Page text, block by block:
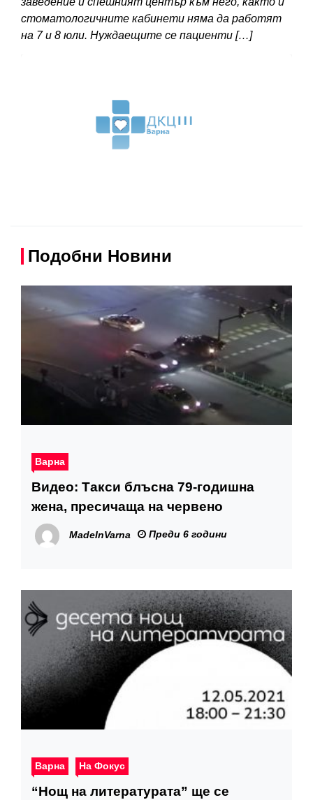
стоматологичните кабинети няма да работят
на 7 и 8 юли. Нуждаещите се пациенти […]
Подобни Новини
Варна
Видео: Такси блъсна 79-годишна
жена, пресичаща на червено
MadeInVarna Преди 6 години
Варна На Фокус
“Нощ на литературата” ще се